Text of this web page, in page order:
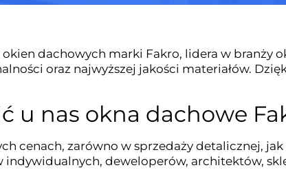
dachowych marki Fakro, lidera w branży
oraz najwyższej jakości materiałów.
u nas okna dachowe
cenach, zarówno w sprzedaży detalicznej,
deweloperów, architektów,